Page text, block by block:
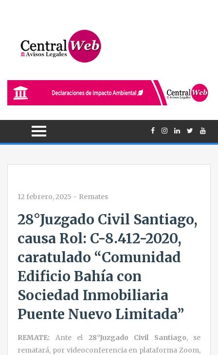
12 febrero, 2025 - Remates
28°Juzgado Civil Santiago,
causa Rol: C-8.412-2020,
caratulado “Comunidad
Edificio Bahía con
Sociedad Inmobiliaria
Puente Nuevo Limitada”
REMATE: Ante el 28°Juzgado Civil Santiago, se
rematará, por videoconferencia en plataforma Zoom,